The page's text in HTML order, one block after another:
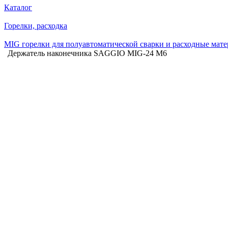
Каталог
Горелки, расходка
MIG горелки для полуавтоматической сварки и расходные
Держатель наконечника SAGGIO MIG-24 M6